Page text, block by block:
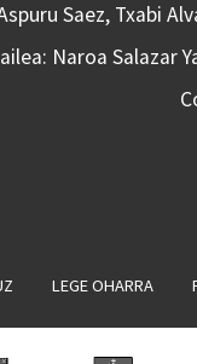
Saez, Txabi
Naroa Salazar
LEGE OHARRA